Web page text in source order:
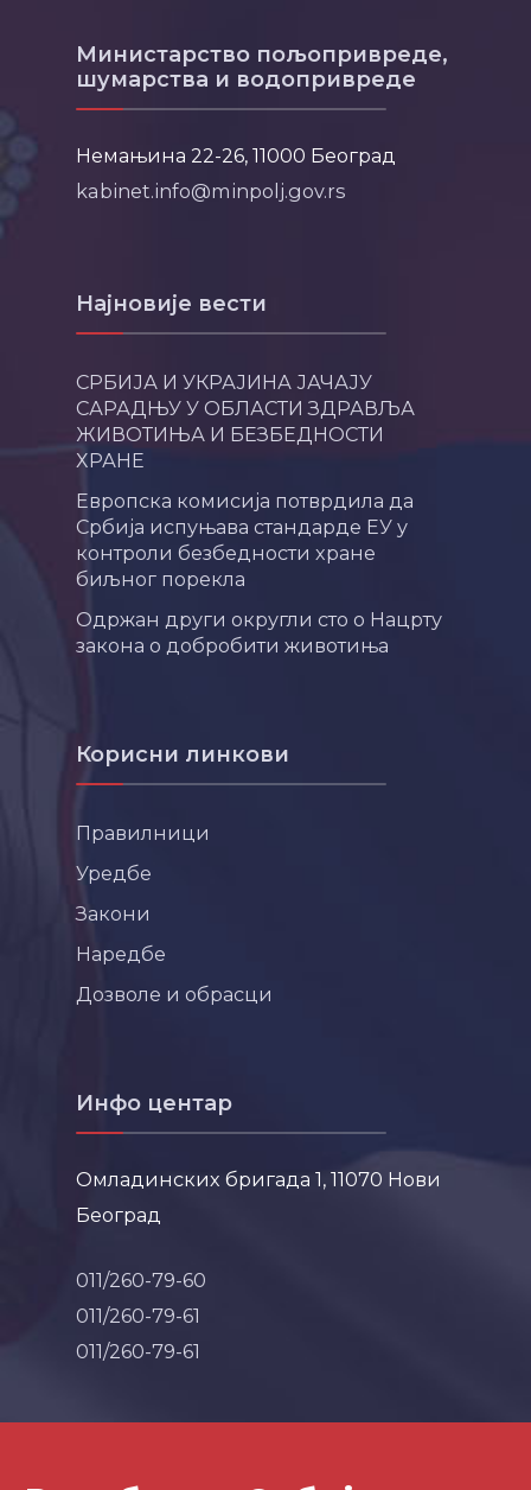
Министарство пољопривреде,
шумарства и водопривреде
Немањина 22-26, 11000 Београд
kabinet.info@minpolj.gov.rs
Најновије вести
СРБИЈА И УКРАЈИНА ЈАЧАЈУ
САРАДЊУ У ОБЛАСТИ ЗДРАВЉА
ЖИВОТИЊА И БЕЗБЕДНОСТИ
ХРАНЕ
Европска комисија потврдила да
Србија испуњава стандарде ЕУ у
контроли безбедности хране
биљног порекла
Одржан други округли сто о Нацрту
закона о добробити животиња
Корисни линкови
Правилници
Уредбе
Закони
Наредбе
Дозволе и обрасци
Инфо центар
Омладинских бригада 1, 11070 Нови
Београд
011/260-79-60
011/260-79-61
011/260-79-61